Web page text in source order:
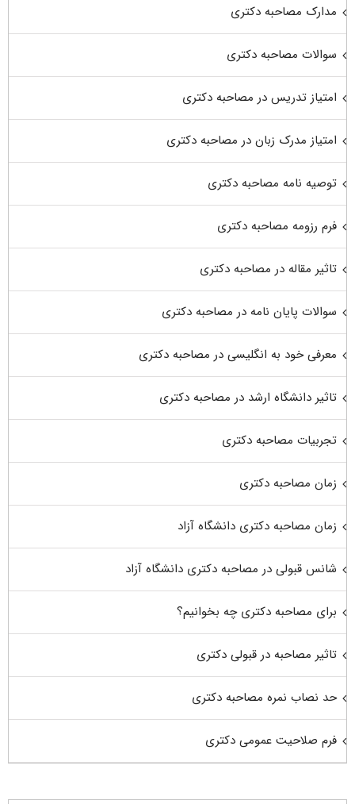
مدارک مصاحبه دکتری
سوالات مصاحبه دکتری
امتیاز تدریس در مصاحبه دکتری
امتیاز مدرک زبان در مصاحبه دکتری
توصیه نامه مصاحبه دکتری
فرم رزومه مصاحبه دکتری
تاثیر مقاله در مصاحبه دکتری
سوالات پایان نامه در مصاحبه دکتری
معرفی خود به انگلیسی در مصاحبه دکتری
تاثیر دانشگاه ارشد در مصاحبه دکتری
تجربیات مصاحبه دکتری
زمان مصاحبه دکتری
زمان مصاحبه دکتری دانشگاه آزاد
شانس قبولی در مصاحبه دکتری دانشگاه آزاد
برای مصاحبه دکتری چه بخوانیم؟
تاثیر مصاحبه در قبولی دکتری
حد نصاب نمره مصاحبه دکتری
فرم صلاحیت عمومی دکتری